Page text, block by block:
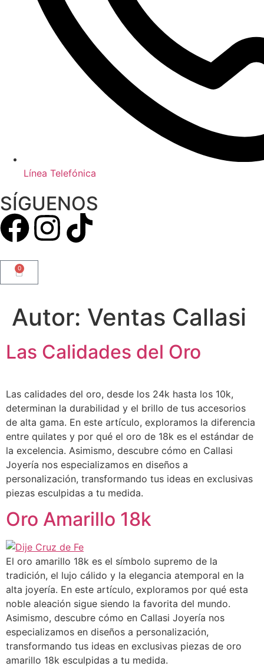
Línea Telefónica
SÍGUENOS
0
Autor: Ventas Callasi
Las Calidades del Oro
Las calidades del oro, desde los 24k hasta los 10k,
determinan la durabilidad y el brillo de tus accesorios
de alta gama. En este artículo, exploramos la diferencia
entre quilates y por qué el oro de 18k es el estándar de
la excelencia. Asimismo, descubre cómo en Callasi
Joyería nos especializamos en diseños a
personalización, transformando tus ideas en exclusivas
piezas esculpidas a tu medida.
Oro Amarillo 18k
El oro amarillo 18k es el símbolo supremo de la
tradición, el lujo cálido y la elegancia atemporal en la
alta joyería. En este artículo, exploramos por qué esta
noble aleación sigue siendo la favorita del mundo.
Asimismo, descubre cómo en Callasi Joyería nos
especializamos en diseños a personalización,
transformando tus ideas en exclusivas piezas de oro
amarillo 18k esculpidas a tu medida.